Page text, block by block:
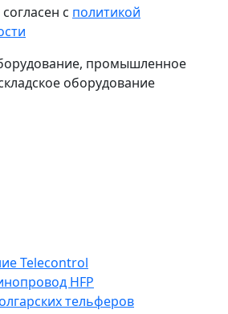
с политикой
промышленное
оборудование
Telecontrol
HFP
тельферов